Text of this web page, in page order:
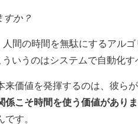
か？
間の時間を無駄にするアル
いうのはシステムで自動化す
価値を発揮するのは、彼ら
係こそ時間を使う価値があり
す。